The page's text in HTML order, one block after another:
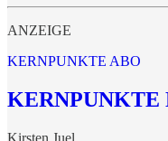
ANZEIGE
KERNPUNKTE ABO
KERNPUNKTE
Kirsten Juel